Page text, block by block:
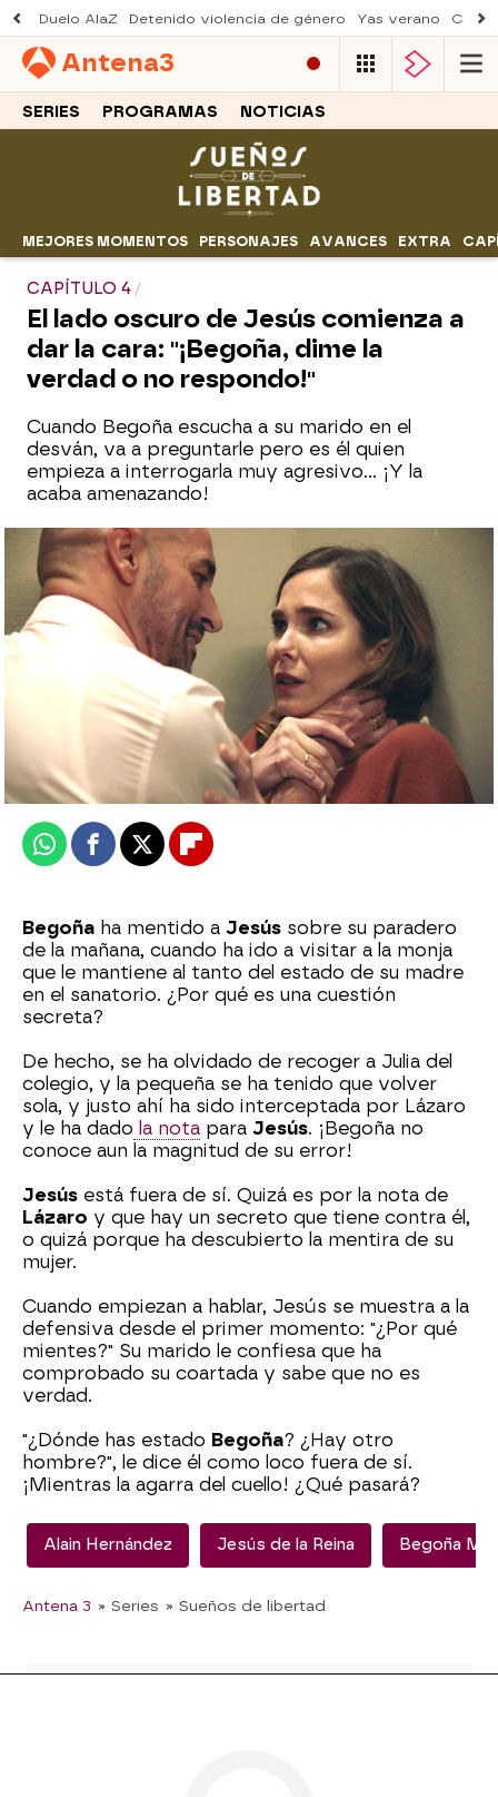
Duelo AlaZ Detenido violencia de género Yas verano
Antena3
SERIES PROGRAMAS NOTICIAS
MEJORES MOMENTOS PERSONAJES AVANCES EXTRA
CAPÍTULO 4
El lado oscuro de Jesús comienza a
dar la cara: "¡Begoña, dime la
verdad o no respondo!"
Cuando Begoña escucha a su marido en el
desván, va a preguntarle pero es él quien
empieza a interrogarla muy agresivo... ¡Y la
acaba amenazando!
Andrés abre su corazón con Begoña:
“Siempre me he sentido como un intruso”
Ana Bermejo Lillo
Publicado: 28 de febrero de 2024, 16:42
WhatsappFacebook
X Flipboard
Begoña ha mentido a Jesús sobre su paradero
de la mañana, cuando ha ido a visitar a la monja
que le mantiene al tanto del estado de su madre
en el sanatorio. ¿Por qué es una cuestión
secreta?
De hecho, se ha olvidado de recoger a Julia del
colegio, y la pequeña se ha tenido que volver
sola, y justo ahí ha sido interceptada por Lázaro
y le ha dado la nota para Jesús. ¡Begoña no
conoce aun la magnitud de su error!
Jesús está fuera de sí. Quizá es por la nota de
Lázaro y que hay un secreto que tiene contra él,
o quizá porque ha descubierto la mentira de su
mujer.
Cuando empiezan a hablar, Jesús se muestra a la
defensiva desde el primer momento: "¿Por qué
mientes?" Su marido le confiesa que ha
comprobado su coartada y sabe que no es
verdad.
"¿Dónde has estado Begoña? ¿Hay otro
hombre?", le dice él como loco fuera de sí.
¡Mientras la agarra del cuello! ¿Qué pasará?
Alain Hernández Jesús de la Reina Begoña
Antena 3 » Series » Sueños de libertad